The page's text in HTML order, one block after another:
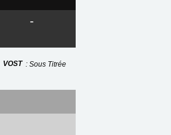
-
VOST : Sous Titrée